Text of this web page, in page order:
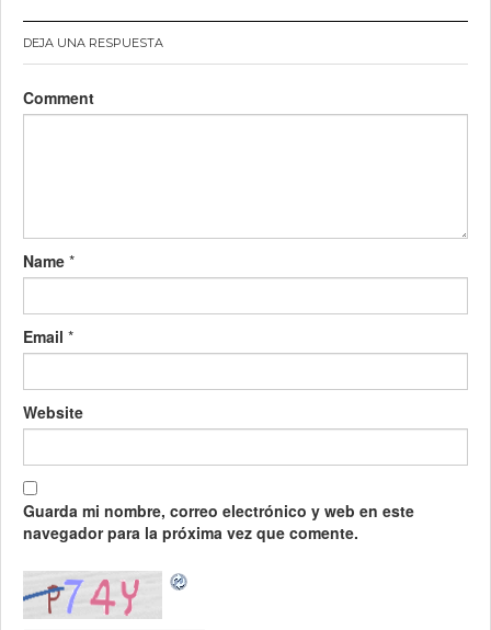
DEJA UNA RESPUESTA
Comment
Name *
Email *
Website
Guarda mi nombre, correo electrónico y web en este
navegador para la próxima vez que comente.